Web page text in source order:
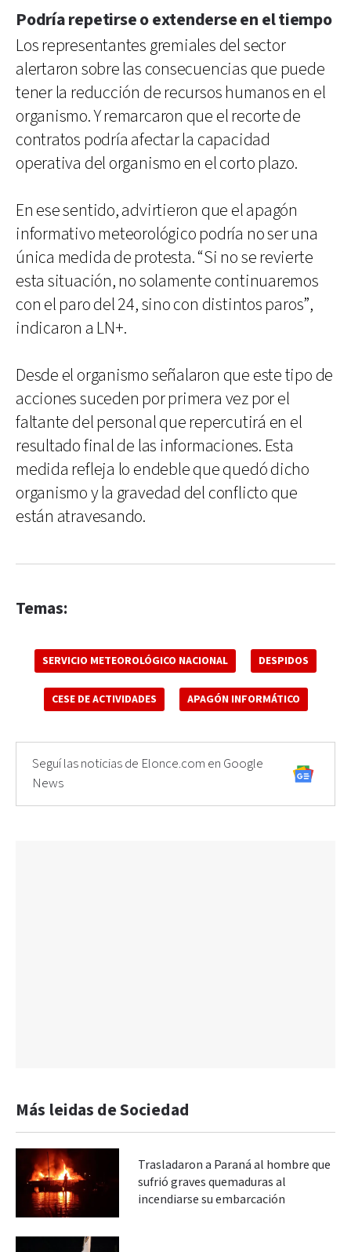
Podría repetirse o extenderse en el tiempo
Los representantes gremiales del sector
alertaron sobre las consecuencias que puede
tener la reducción de recursos humanos en el
organismo. Y remarcaron que el recorte de
contratos podría afectar la capacidad
operativa del organismo en el corto plazo.
En ese sentido, advirtieron que el apagón
informativo meteorológico podría no ser una
única medida de protesta. “Si no se revierte
esta situación, no solamente continuaremos
con el paro del 24, sino con distintos paros”,
indicaron a LN+.
Desde el organismo señalaron que este tipo de
acciones suceden por primera vez por el
faltante del personal que repercutirá en el
resultado final de las informaciones. Esta
medida refleja lo endeble que quedó dicho
organismo y la gravedad del conflicto que
están atravesando.
Temas:
SERVICIO METEOROLÓGICO NACIONAL DESPIDOS
CESE DE ACTIVIDADES APAGÓN INFORMÁTICO
Seguí las noticias de Elonce.com en Google
News
Más leidas de Sociedad
Trasladaron a Paraná al hombre que
sufrió graves quemaduras al
incendiarse su embarcación